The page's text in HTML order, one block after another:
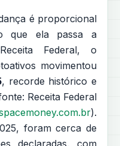
é proporcional
que ela passa a
Federal, o
movimentou
, recorde histórico e
Receita Federal
).
foram cerca de
declaradas, com